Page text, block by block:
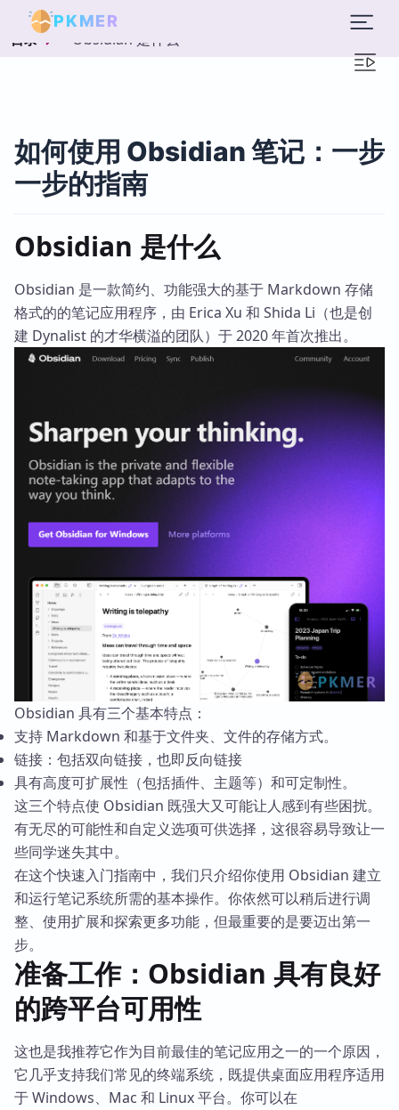
PKMER
目录 Obsidian 是什么
如何使用 Obsidian 笔记：一步
一步的指南
Obsidian 是什么
Obsidian 是一款简约、功能强大的基于 Markdown 存储
格式的的笔记应用程序，由 Erica Xu 和 Shida Li（也是创
建 Dynalist 的才华横溢的团队）于 2020 年首次推出。
Obsidian 具有三个基本特点：
支持 Markdown 和基于文件夹、文件的存储方式。
链接：包括双向链接，也即反向链接
具有高度可扩展性（包括插件、主题等）和可定制性。
这三个特点使 Obsidian 既强大又可能让人感到有些困扰。
有无尽的可能性和自定义选项可供选择，这很容易导致让一
些同学迷失其中。
在这个快速入门指南中，我们只介绍你使用 Obsidian 建立
和运行笔记系统所需的基本操作。你依然可以稍后进行调
整、使用扩展和探索更多功能，但最重要的是要迈出第一
步。
准备工作：Obsidian 具有良好
的跨平台可用性
这也是我推荐它作为目前最佳的笔记应用之一的一个原因，
它几乎支持我们常见的终端系统，既提供桌面应用程序适用
于 Windows、Mac 和 Linux 平台。你可以在